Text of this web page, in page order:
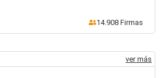
14.908 Firmas
ver más